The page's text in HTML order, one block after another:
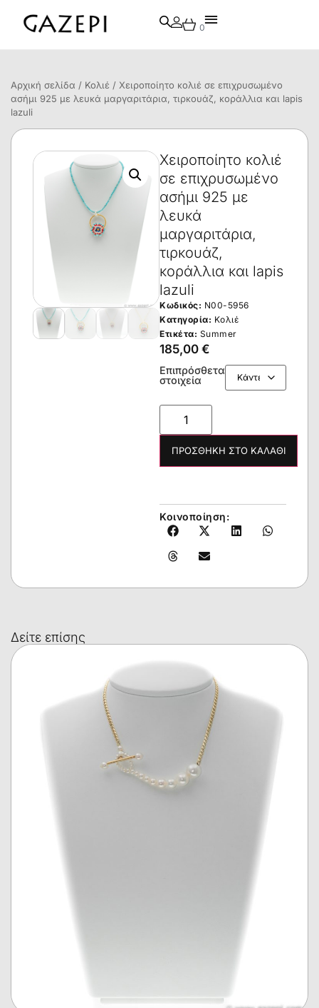
0
Αρχική σελίδα / Κολιέ / Χειροποίητο κολιέ σε επιχρυσωμένο
ασήμι 925 με λευκά μαργαριτάρια, τιρκουάζ, κοράλλια και lapis
lazuli
Χειροποίητο κολιέ
σε επιχρυσωμένο
ασήμι 925 με
λευκά
μαργαριτάρια,
τιρκουάζ,
κοράλλια και lapis
lazuli
Κωδικός: N00-5956
Κατηγορία: Κολιέ
Ετικέτα: Summer
185,00 €
Επιπρόσθετα
στοιχεία
ΠΡΟΣΘΉΚΗ ΣΤΟ ΚΑΛΆΘΙ
Κοινοποίηση:
Δείτε επίσης